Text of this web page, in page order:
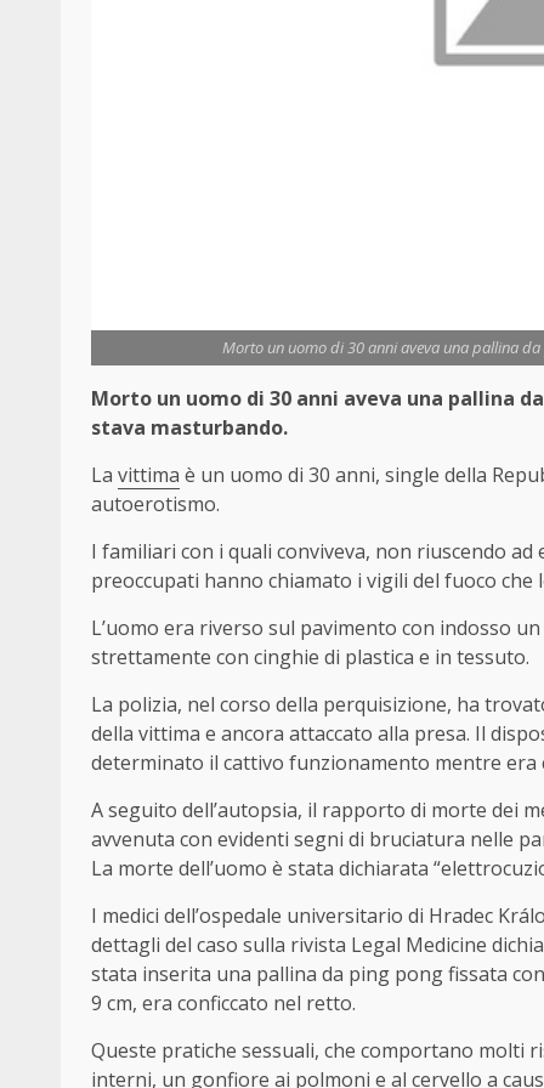
Morto un uomo di 30 anni aveva una pallina
Morto un uomo di 30 anni aveva una pallina
stava masturbando.
La vittima è un uomo di 30 anni, single della
autoerotismo.
I familiari con i quali conviveva, non riuscendo ad
preoccupati hanno chiamato i vigili del fuoco
L’uomo era riverso sul pavimento con indosso
strettamente con cinghie di plastica e in tessuto.
La polizia, nel corso della perquisizione, ha
della vittima e ancora attaccato alla presa. Il
determinato il cattivo funzionamento mentre era
A seguito dell’autopsia, il rapporto di morte dei
avvenuta con evidenti segni di bruciatura nelle
La morte dell’uomo è stata dichiarata
I medici dell’ospedale universitario di Hradec
dettagli del caso sulla rivista Legal Medicine
stata inserita una pallina da ping pong fissata
9 cm, era conficcato nel retto.
Queste pratiche sessuali, che comportano molti
interni, un gonfiore ai polmoni e al cervello a